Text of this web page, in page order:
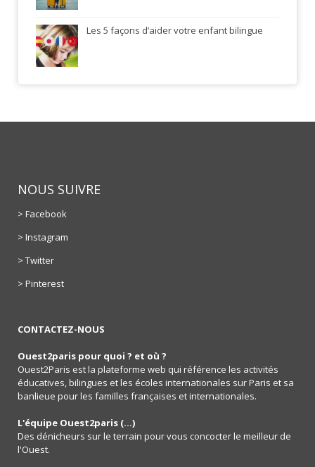
Les 5 façons d’aider votre enfant bilingue
NOUS SUIVRE
> Facebook
> Instagram
> Twitter
> Pinterest
CONTACTEZ-NOUS
Ouest2paris pour quoi ? et où ?
Ouest2Paris est la plateforme web qui référence les activités
éducatives, bilingues et les écoles internationales sur Paris et sa
banlieue pour les familles françaises et internationales.
L'équipe Ouest2paris (...)
Des dénicheurs sur le terrain pour vous concocter le meilleur de
l'Ouest.